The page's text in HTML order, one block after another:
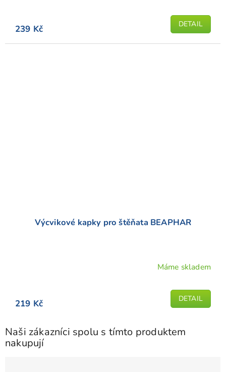
239 Kč DETAIL
Výcvikové kapky pro štěňata BEAPHAR
je
5
hvězdiček.
Máme skladem
219 Kč DETAIL
Naši zákazníci spolu s tímto produktem
nakupují